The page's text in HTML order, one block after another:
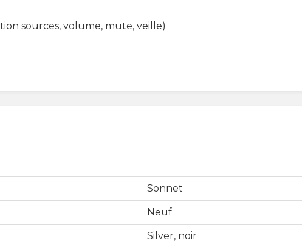
sources, volume, mute, veille)
Sonnet
Neuf
Silver, noir